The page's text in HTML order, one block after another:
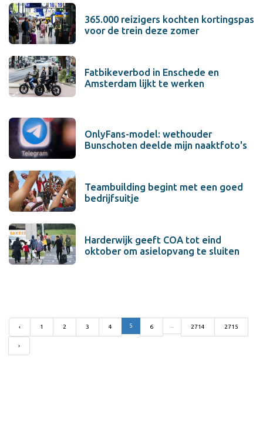
365.000 reizigers kochten kortingspas
voor de trein deze zomer
Fatbikeverbod in Enschede en
Amsterdam lijkt te werken
OnlyFans-model: wethouder
Bunschoten deelde mijn naaktfoto's
Teambuilding begint met een goed
bedrijfsuitje
Harderwijk geeft COA tot eind
oktober om asielopvang te sluiten
‹ 1 2 3 4 5 6 2714 2715
›